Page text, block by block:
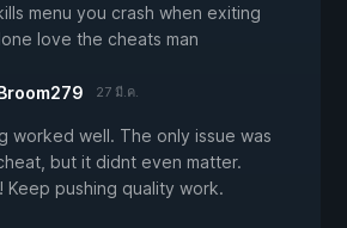
menu you crash when exiting
love the cheats man
27 มี.ค.
worked well. The only issue was
but it didnt even matter.
Keep pushing quality work.